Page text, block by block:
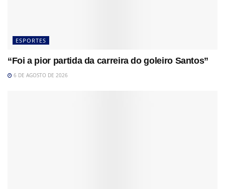
ESPORTES
“Foi a pior partida da carreira do goleiro Santos”
6 DE AGOSTO DE 2026